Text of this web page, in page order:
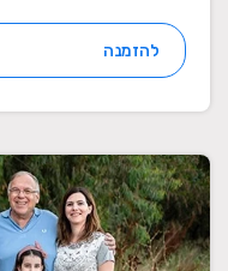
להזמנה